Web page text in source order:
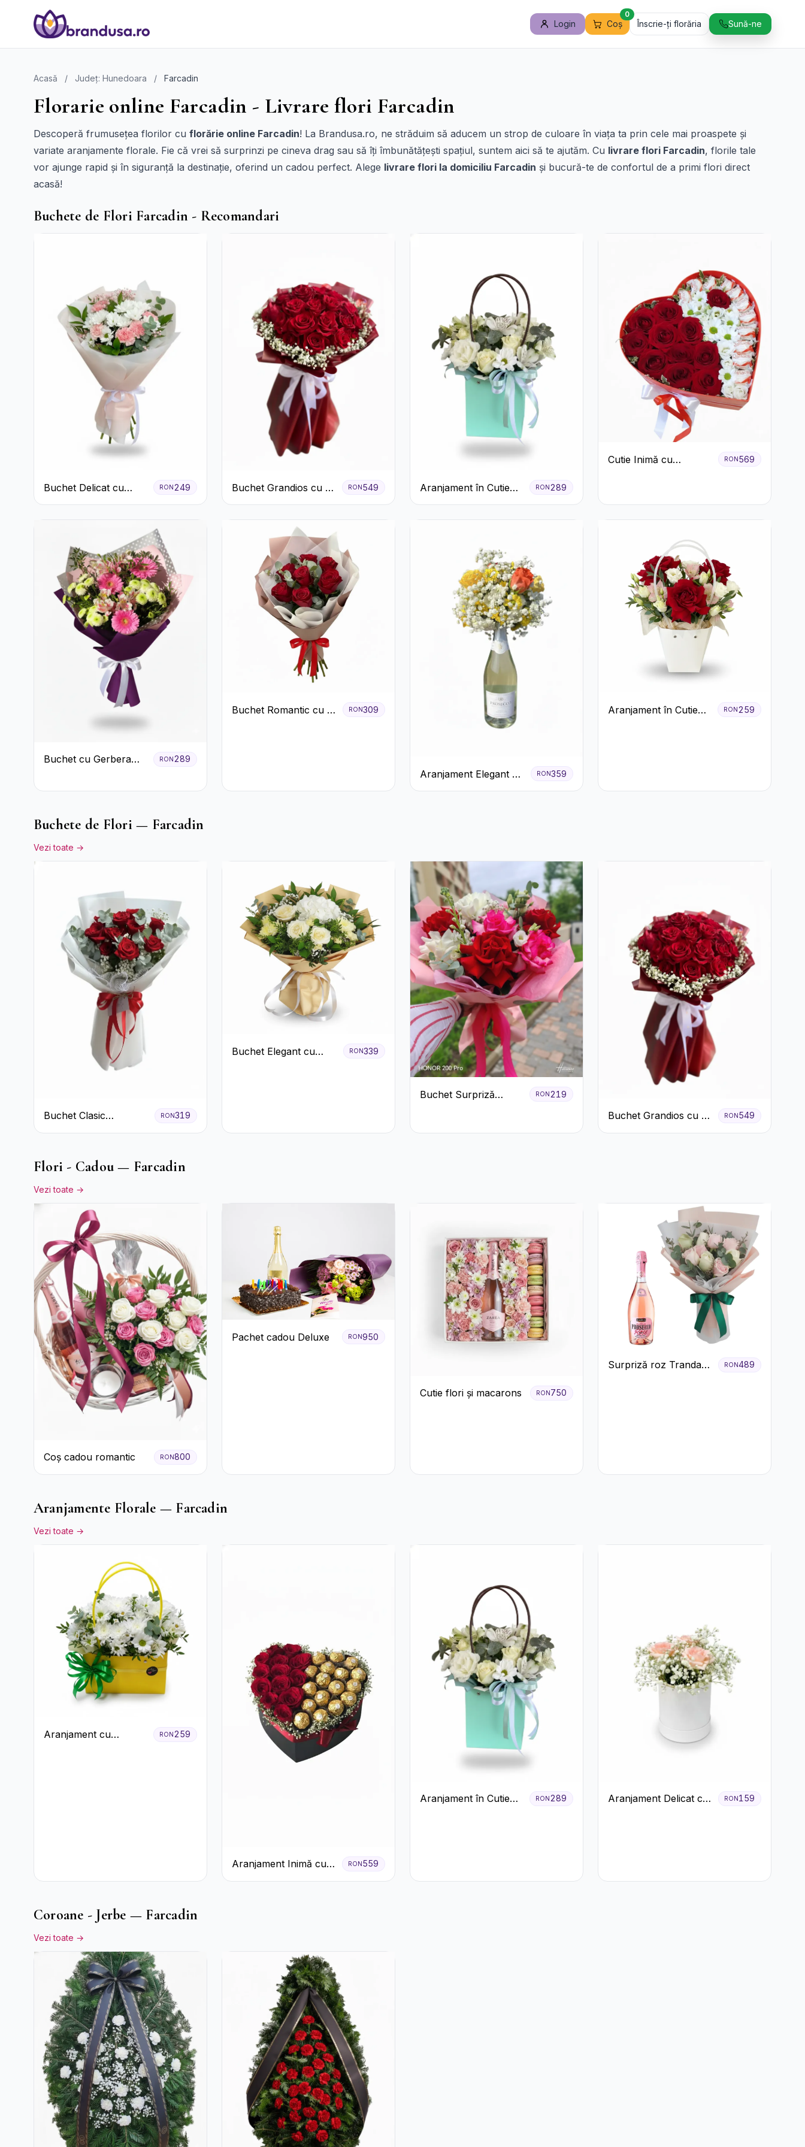
Login Coș
0
Înscrie-ți florăria Sună-ne
Acasă / Județ: Hunedoara / Farcadin
Florarie online Farcadin - Livrare flori Farcadin
Descoperă frumusețea florilor cu florărie online Farcadin! La Brandusa.ro, ne străduim să aducem un strop de culoare în viața ta prin cele mai proaspete și
variate aranjamente florale. Fie că vrei să surprinzi pe cineva drag sau să îți îmbunătățești spațiul, suntem aici să te ajutăm. Cu livrare flori Farcadin, florile tale
vor ajunge rapid și în siguranță la destinație, oferind un cadou perfect. Alege livrare flori la domiciliu Farcadin și bucură-te de confortul de a primi flori direct
acasă!
Buchete de Flori Farcadin - Recomandari
Buchet Delicat cu
Garoafe Roz și
RON249
Buchet Grandios cu 25
de Trandafiri Roșii
RON549
Aranjament în Cutie
Verde Mentă cu
RON289
Cutie Inimă cu
Bomboane Raffaello
RON569
Buchet cu Gerbera
Verzi
RON289
Buchet Romantic cu 9
RON309
Aranjament Elegant cu
Prosecco și Flori
RON359
Aranjament în Cutie
RON259
Buchete de Flori — Farcadin
Vezi toate →
Buchet Clasic
Trandafiri Roșii și
RON319
Buchet Elegant cu
RON339
Buchet Surpriză
RON 219
Buchet Grandios cu 25
de Trandafiri Roșii
RON549
Flori - Cadou — Farcadin
Vezi toate →
Coș cadou romantic RON800
Pachet cadou Deluxe RON950
Cutie flori și macarons RON750
Surpriză roz Trandafiri
RON489
Aranjamente Florale — Farcadin
Vezi toate →
Aranjament cu
RON259
Aranjament Inimă cu
Trandafiri Roșii și
RON559
Aranjament în Cutie
RON289
Aranjament Delicat cu
RON159
Coroane - Jerbe — Farcadin
Vezi toate →